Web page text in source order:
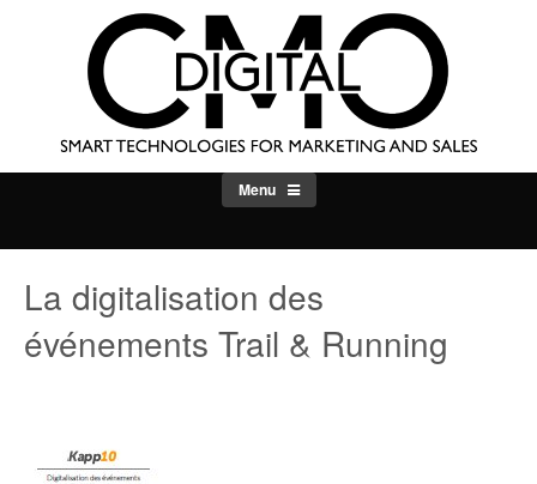
Menu
La digitalisation des
événements Trail & Running